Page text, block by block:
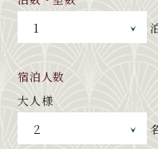
宿泊人数
大人様